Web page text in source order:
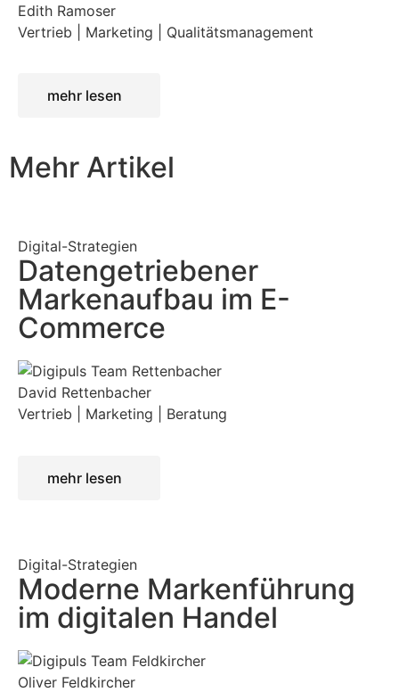
Edith Ramoser
Vertrieb | Marketing | Qualitätsmanagement
mehr lesen
Mehr Artikel
Digital-Strategien
Datengetriebener
Markenaufbau im E-
Commerce
David Rettenbacher
Vertrieb | Marketing | Beratung
mehr lesen
Digital-Strategien
Moderne Markenführung
im digitalen Handel
Oliver Feldkircher